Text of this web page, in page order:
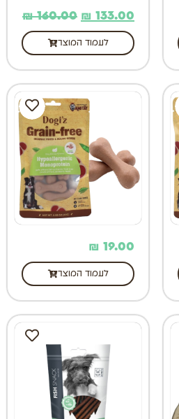
133.00
₪
160.00
₪
לעמוד המוצר
19.00
₪
לעמוד המוצר